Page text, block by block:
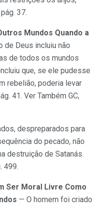
37.
Mundos Quando a
de Deus incluiu não
de todos os mundos
que, se ele pudesse
rebelião, poderia levar
41. Ver Também GC,
despreparados para
do pecado, não
destruição de Satanás.
499.
Ser Moral Livre Como
— O homem foi criado